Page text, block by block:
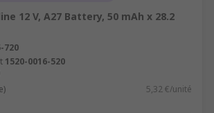
12 V, A27 Battery, 50 mAh x 28.2
720
1520-0016-520
5,32 €/unité